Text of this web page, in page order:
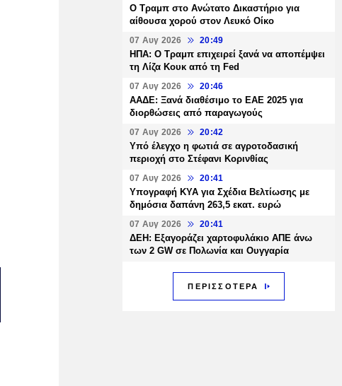
Ο Τραμπ στο Ανώτατο Δικαστήριο για
αίθουσα χορού στον Λευκό Οίκο
07 Αυγ 2026 20:49
ΗΠΑ: Ο Τραμπ επιχειρεί ξανά να αποπέμψει
τη Λίζα Κουκ από τη Fed
07 Αυγ 2026 20:46
ΑΑΔΕ: Ξανά διαθέσιμο το ΕΑΕ 2025 για
διορθώσεις από παραγωγούς
07 Αυγ 2026 20:42
Υπό έλεγχο η φωτιά σε αγροτοδασική
περιοχή στο Στέφανι Κορινθίας
07 Αυγ 2026 20:41
Υπογραφή ΚΥΑ για Σχέδια Βελτίωσης με
δημόσια δαπάνη 263,5 εκατ. ευρώ
07 Αυγ 2026 20:41
ΔΕΗ: Εξαγοράζει χαρτοφυλάκιο ΑΠΕ άνω
των 2 GW σε Πολωνία και Ουγγαρία
ΠΕΡΙΣΣΟΤΕΡΑ